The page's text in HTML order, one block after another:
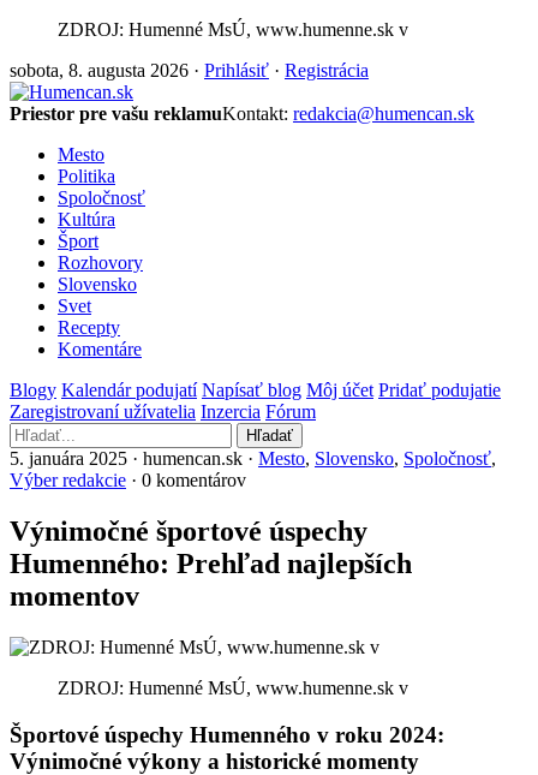
ZDROJ: Humenné MsÚ, www.humenne.sk v
sobota, 8. augusta 2026 · Prihlásiť · Registrácia
Priestor pre vašu reklamuKontakt: redakcia@humencan.sk
Mesto
Politika
Spoločnosť
Kultúra
Šport
Rozhovory
Slovensko
Svet
Recepty
Komentáre
Blogy Kalendár podujatí Napísať blog Môj účet Pridať podujatie
Zaregistrovaní užívatelia Inzercia Fórum
Hľadať
5. januára 2025 · humencan.sk · Mesto, Slovensko, Spoločnosť,
Výber redakcie · 0 komentárov
Výnimočné športové úspechy
Humenného: Prehľad najlepších
momentov
ZDROJ: Humenné MsÚ, www.humenne.sk v
Športové úspechy Humenného v roku 2024:
Výnimočné výkony a historické momenty